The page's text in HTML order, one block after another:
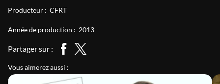
Producteur : CFRT
Année de production : 2013
Partager sur :
Vous aimerez aussi :